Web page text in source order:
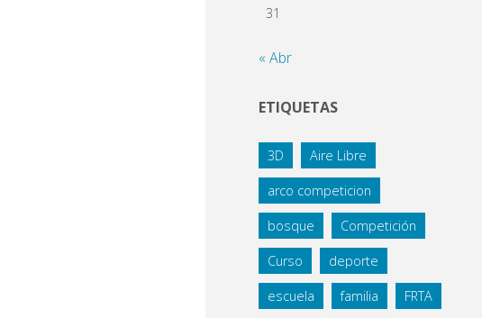
31
« Abr
ETIQUETAS
3D Aire Libre
arco competicion
bosque Competición
Curso deporte
escuela familia FRTA